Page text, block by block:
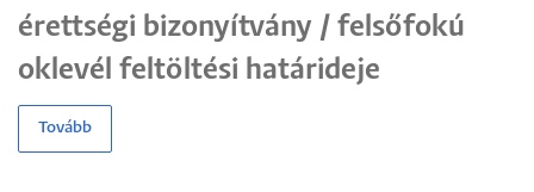
érettségi bizonyítvány / felsőfokú
oklevél feltöltési határideje
Tovább